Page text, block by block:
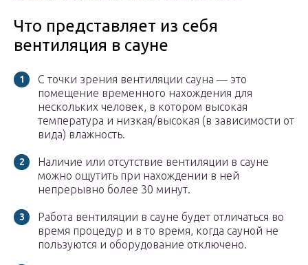
Что представляет из себя
вентиляция в сауне
С точки зрения вентиляции сауна — это
помещение временного нахождения для
нескольких человек, в котором высокая
температура и низкая/высокая (в зависимости от
вида) влажность.
Наличие или отсутствие вентиляции в сауне
можно ощутить при нахождении в ней
непрерывно более 30 минут.
Работа вентиляции в сауне будет отличаться во
время процедур и в то время, когда сауной не
пользуются и оборудование отключено.